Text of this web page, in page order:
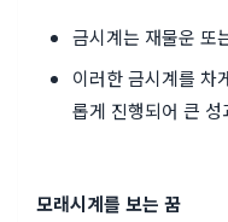
금시계는 재물운 또
이러한 금시계를 차
롭게 진행되어 큰
모래시계를 보는 꿈